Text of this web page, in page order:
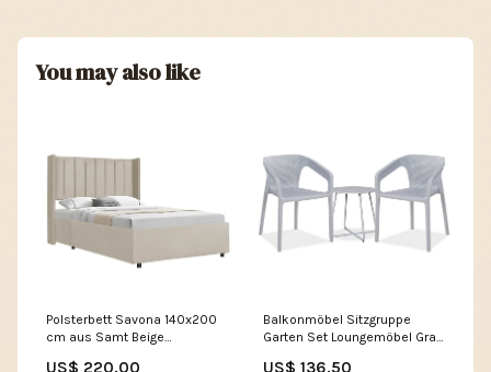
You may also like
Polsterbett Savona 140x200
cm aus Samt Beige
US$ 220.00
Balkonmöbel Sitzgruppe
Garten Set Loungemöbel Grau
US$ 136.50